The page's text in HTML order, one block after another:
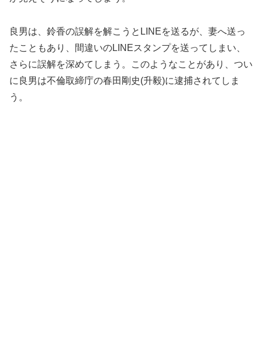
良男は、鈴香の誤解を解こうとLINEを送るが、妻へ送っ
たこともあり、間違いのLINEスタンプを送ってしまい、
さらに誤解を深めてしまう。このようなことがあり、つい
に良男は不倫取締庁の春田剛史(升毅)に逮捕されてしま
う。